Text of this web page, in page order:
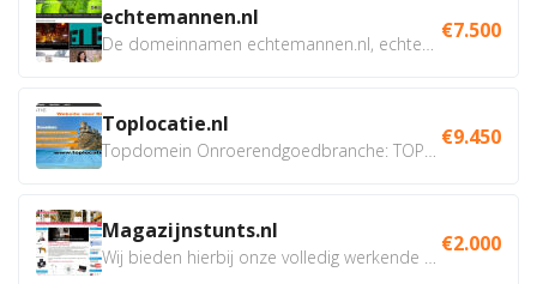
echtemannen.nl €7.500
Toplocatie.nl €9.450
Magazijnstunts.nl €2.000